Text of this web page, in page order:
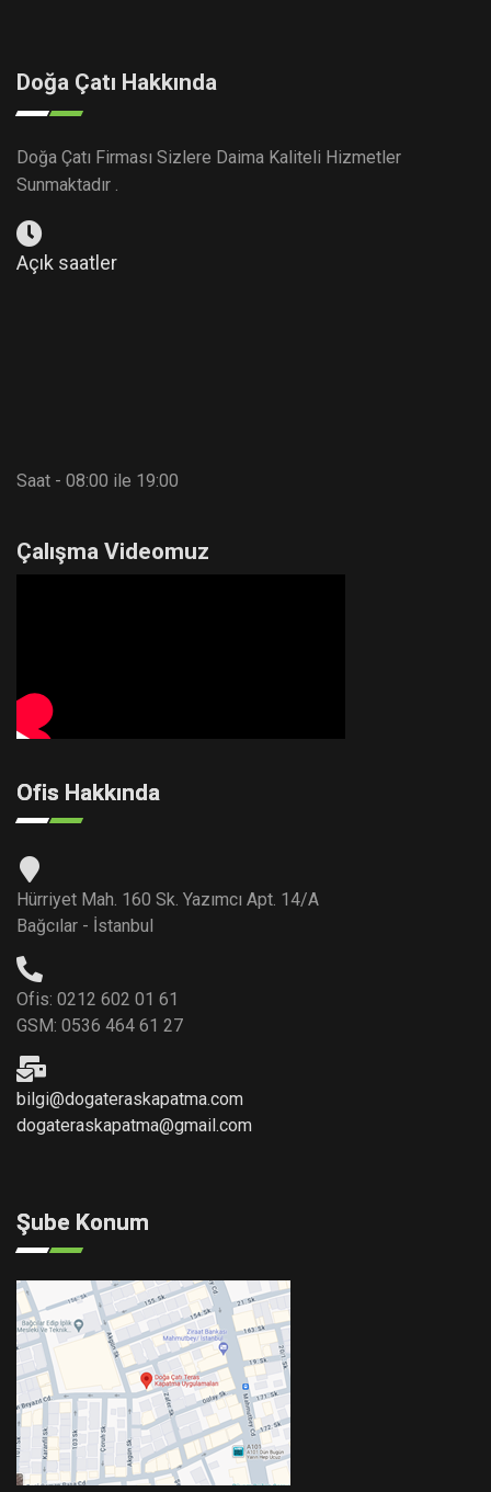
Doğa Çatı Hakkında
Doğa Çatı Firması Sizlere Daima Kaliteli Hizmetler
Sunmaktadır .
Açık saatler
Saat - 08:00 ile 19:00
Çalışma Videomuz
Ofis Hakkında
Hürriyet Mah. 160 Sk. Yazımcı Apt. 14/A
Bağcılar - İstanbul
Ofis: 0212 602 01 61
GSM: 0536 464 61 27
bilgi@dogateraskapatma.com
dogateraskapatma@gmail.com
Şube Konum